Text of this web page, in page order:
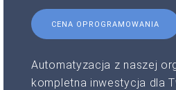
CENA OPROGRAMOWANIA
Automatyzacja z naszej
kompletna inwestycja dla